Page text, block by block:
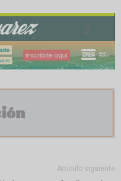
Artículo siguiente